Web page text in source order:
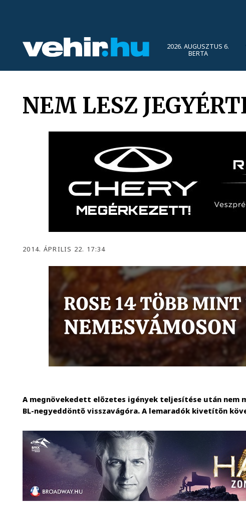
2026. AUGUSZTUS 6.
BERTA
NEM LESZ
2014. ÁPRILIS 22. 17:34
A megnövekedett előzetes igények teljesítése után nem
BL-negyeddöntő visszavágóra. A lemaradók kivetítőn